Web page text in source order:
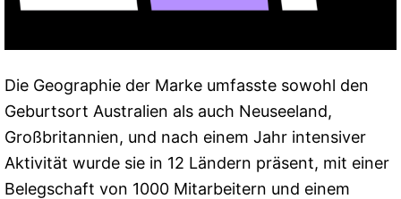
Die Geographie der Marke umfasste sowohl den
Geburtsort Australien als auch Neuseeland,
Großbritannien, und nach einem Jahr intensiver
Aktivität wurde sie in 12 Ländern präsent, mit einer
Belegschaft von 1000 Mitarbeitern und einem